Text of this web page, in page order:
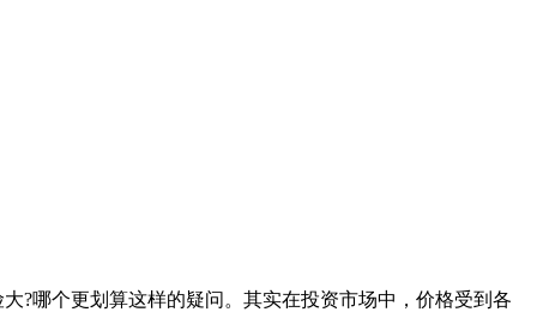
哪个更划算这样的疑问。其实在投资市场中，价格受到各